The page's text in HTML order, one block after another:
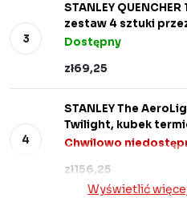
STANLEY
zestaw 4 sztuki
Dostępny
zł69,25
STANLEY The
Twilight, kubek
Chwilowo
zł156,25
Wyświetlić